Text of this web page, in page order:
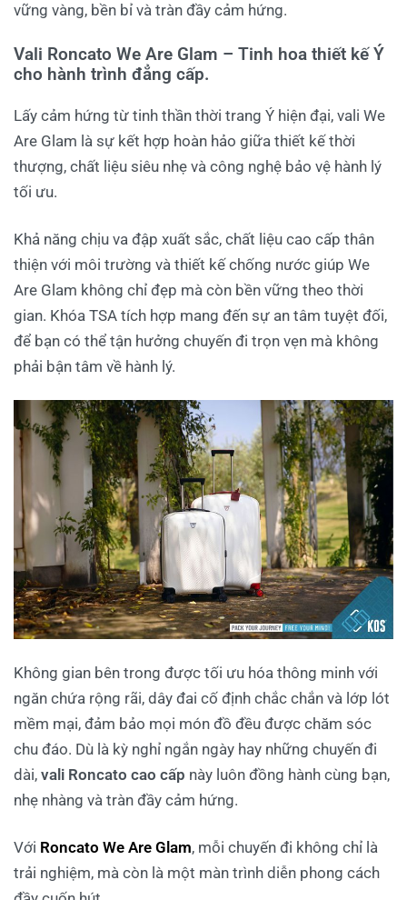
vững vàng, bền bỉ và tràn đầy cảm hứng.
Vali Roncato We Are Glam – Tinh hoa thiết kế Ý
cho hành trình đẳng cấp.
Lấy cảm hứng từ tinh thần thời trang Ý hiện đại, vali We
Are Glam là sự kết hợp hoàn hảo giữa thiết kế thời
thượng, chất liệu siêu nhẹ và công nghệ bảo vệ hành lý
tối ưu.
Khả năng chịu va đập xuất sắc, chất liệu cao cấp thân
thiện với môi trường và thiết kế chống nước giúp We
Are Glam không chỉ đẹp mà còn bền vững theo thời
gian. Khóa TSA tích hợp mang đến sự an tâm tuyệt đối,
để bạn có thể tận hưởng chuyến đi trọn vẹn mà không
phải bận tâm về hành lý.
Không gian bên trong được tối ưu hóa thông minh với
ngăn chứa rộng rãi, dây đai cố định chắc chắn và lớp lót
mềm mại, đảm bảo mọi món đồ đều được chăm sóc
chu đáo. Dù là kỳ nghỉ ngắn ngày hay những chuyến đi
dài, vali Roncato cao cấp này luôn đồng hành cùng bạn,
nhẹ nhàng và tràn đầy cảm hứng.
Với Roncato We Are Glam, mỗi chuyến đi không chỉ là
trải nghiệm, mà còn là một màn trình diễn phong cách